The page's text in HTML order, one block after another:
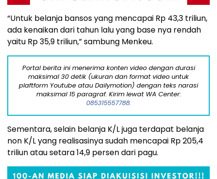
“Untuk belanja bansos yang mencapai Rp 43,3 triliun,
ada kenaikan dari tahun lalu yang base nya rendah
yaitu Rp 35,9 triliun,” sambung Menkeu.
Portal berita ini menerima konten video dengan durasi
maksimal 30 detik (ukuran dan format video untuk
plaftform Youtube atau Dailymotion) dengan teks narasi
maksimal 15 paragraf. Kirim lewat WA Center:
085315557788.
Sementara, selain belanja K/L juga terdapat belanja
non K/L yang realisasinya sudah mencapai Rp 205,4
triliun atau setara 14,9 persen dari pagu.